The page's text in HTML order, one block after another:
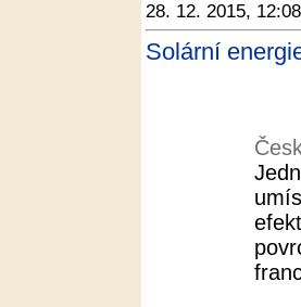
28. 12. 2015, 12:08
Solární